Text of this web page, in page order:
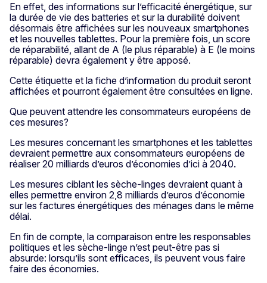
En effet, des informations sur l’efficacité énergétique, sur
la durée de vie des batteries et sur la durabilité doivent
désormais être affichées sur les nouveaux smartphones
et les nouvelles tablettes. Pour la première fois, un score
de réparabilité, allant de A (le plus réparable) à E (le moins
réparable) devra également y être apposé.
Cette étiquette et la fiche d’information du produit seront
affichées et pourront également être consultées en ligne.
Que peuvent attendre les consommateurs européens de
ces mesures?
Les mesures concernant les smartphones et les tablettes
devraient permettre aux consommateurs européens de
réaliser 20 milliards d’euros d’économies d’ici à 2040.
Les mesures ciblant les sèche-linges devraient quant à
elles permettre environ 2,8 milliards d’euros d’économie
sur les factures énergétiques des ménages dans le même
délai.
En fin de compte, la comparaison entre les responsables
politiques et les sèche-linge n’est peut-être pas si
absurde: lorsqu’ils sont efficaces, ils peuvent vous faire
faire des économies.